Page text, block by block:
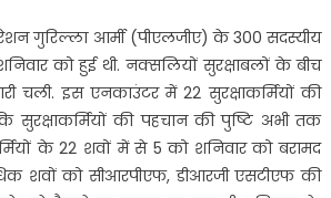
गुरिल्ला आर्मी (पीएलजीए) के 300 सदस्यीय
को हुई थी. नक्सलियों सुरक्षाबलों के बीच
चली. इस एनकाउंटर में 22 सुरक्षाकर्मियों की
सुरक्षाकर्मियों की पहचान की पुष्टि अभी तक
के 22 शवों में से 5 को शनिवार को बरामद
शवों को सीआरपीएफ, डीआरजी एसटीएफ की